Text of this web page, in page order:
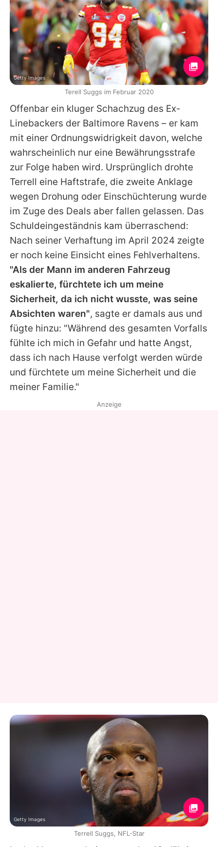
Offenbar ein kluger Schachzug des Ex-
Linebackers der Baltimore Ravens – er kam
mit einer Ordnungswidrigkeit davon, welche
wahrscheinlich nur eine Bewährungsstrafe
zur Folge haben wird. Ursprünglich drohte
Terrell eine Haftstrafe, die zweite Anklage
wegen Drohung oder Einschüchterung wurde
im Zuge des Deals aber fallen gelassen. Das
Schuldeingeständnis kam überraschend:
Nach seiner Verhaftung im April 2024 zeigte
er noch keine Einsicht eines Fehlverhaltens.
"Als der Mann im anderen Fahrzeug
eskalierte, fürchtete ich um meine
Sicherheit, da ich nicht wusste, was seine
Absichten waren", sagte er damals aus und
fügte hinzu: "Während des gesamten Vorfalls
fühlte ich mich in Gefahr und hatte Angst,
dass ich nach Hause verfolgt werden würde
und fürchtete um meine Sicherheit und die
meiner Familie."
Getty Images
Terell Suggs im Februar 2020
Anzeige
Getty Images
Terrell Suggs, NFL-Star